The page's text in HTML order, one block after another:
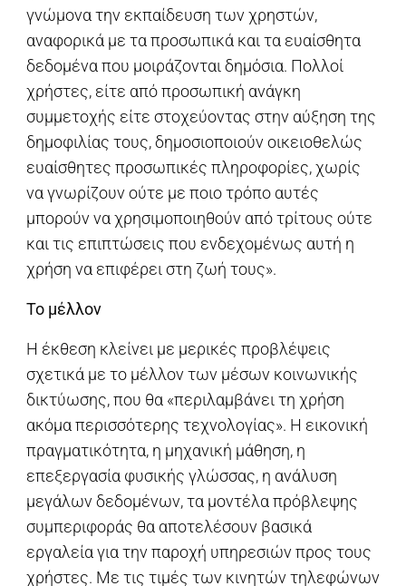
γνώμονα την εκπαίδευση των χρηστών,
αναφορικά με τα προσωπικά και τα ευαίσθητα
δεδομένα που μοιράζονται δημόσια. Πολλοί
χρήστες, είτε από προσωπική ανάγκη
συμμετοχής είτε στοχεύοντας στην αύξηση της
δημοφιλίας τους, δημοσιοποιούν οικειοθελώς
ευαίσθητες προσωπικές πληροφορίες, χωρίς
να γνωρίζουν ούτε με ποιο τρόπο αυτές
μπορούν να χρησιμοποιηθούν από τρίτους ούτε
και τις επιπτώσεις που ενδεχομένως αυτή η
χρήση να επιφέρει στη ζωή τους».
Το μέλλον
H έκθεση κλείνει με μερικές προβλέψεις
σχετικά με το μέλλον των μέσων κοινωνικής
δικτύωσης, που θα «περιλαμβάνει τη χρήση
ακόμα περισσότερης τεχνολογίας». Η εικονική
πραγματικότητα, η μηχανική μάθηση, η
επεξεργασία φυσικής γλώσσας, η ανάλυση
μεγάλων δεδομένων, τα μοντέλα πρόβλεψης
συμπεριφοράς θα αποτελέσουν βασικά
εργαλεία για την παροχή υπηρεσιών προς τους
χρήστες. Με τις τιμές των κινητών τηλεφώνων